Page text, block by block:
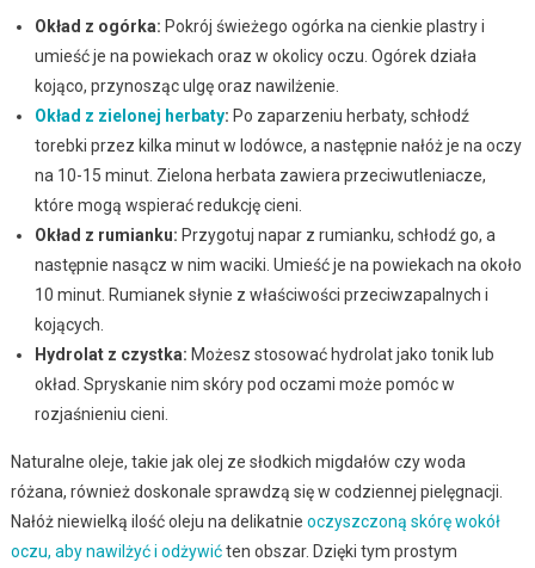
Okład z ogórka: Pokrój świeżego ogórka na cienkie plastry i
umieść je na powiekach oraz w okolicy oczu. Ogórek działa
kojąco, przynosząc ulgę oraz nawilżenie.
Okład z zielonej herbaty: Po zaparzeniu herbaty, schłodź
torebki przez kilka minut w lodówce, a następnie nałóż je na oczy
na 10-15 minut. Zielona herbata zawiera przeciwutleniacze,
które mogą wspierać redukcję cieni.
Okład z rumianku: Przygotuj napar z rumianku, schłodź go, a
następnie nasącz w nim waciki. Umieść je na powiekach na około
10 minut. Rumianek słynie z właściwości przeciwzapalnych i
kojących.
Hydrolat z czystka: Możesz stosować hydrolat jako tonik lub
okład. Spryskanie nim skóry pod oczami może pomóc w
rozjaśnieniu cieni.
Naturalne oleje, takie jak olej ze słodkich migdałów czy woda
różana, również doskonale sprawdzą się w codziennej pielęgnacji.
Nałóż niewielką ilość oleju na delikatnie oczyszczoną skórę wokół
oczu, aby nawilżyć i odżywićten obszar. Dzięki tym prostym